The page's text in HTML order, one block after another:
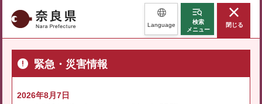
奈良県 Language
検索
メニュー
閉じる
緊急・災害情報
2026年8月7日